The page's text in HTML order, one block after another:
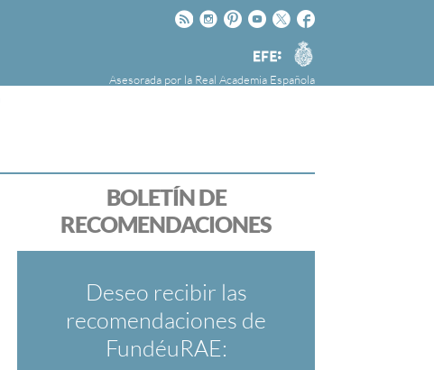
Facebook
Twitter
Youtube
Pinteres
Instagram
Rss
Agencia
EFE
Asesorada por la Real Academia Española
la Agencia Efe y la Real Academia Española,
cuyo objetivo es colaborar con el buen uso del
español en los medios de comunicación y en
Internet.
BOLETÍN DE
RECOMENDACIONES
Deseo recibir las
recomendaciones de
FundéuRAE: